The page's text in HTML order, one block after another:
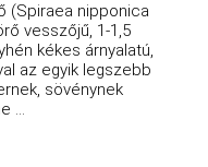
(Spiraea nipponica
vesszőjű, 1-1,5
kékes árnyalatú,
az egyik legszebb
sövénynek
...